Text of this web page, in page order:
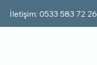
İletişim: 0533 583 72 26